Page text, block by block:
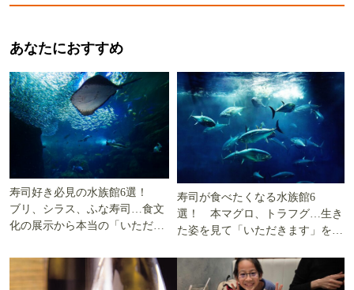
あなたにおすすめ
寿司好き必見の水族館6選！
ブリ、シラス、ふな寿司…食文
化の展示から本当の「いただき
寿司が食べたくなる水族館6
選！ 本マグロ、トラフグ…生き
た姿を見て「いただきます」を考